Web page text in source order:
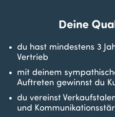
Deine
du hast mindestens 3
Vertrieb
mit deinem
Auftreten gewinnst du
du vereinst
und